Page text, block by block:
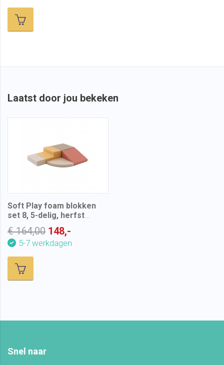
Laatst door jou bekeken
Soft Play foam blokken
set 8, 5-delig, herfst
kleuren
€ 164,00 148,-
5-7 werkdagen
Snel naar